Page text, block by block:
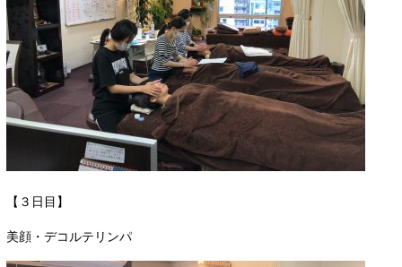
【３日目】
美顔・デコルテリンパ